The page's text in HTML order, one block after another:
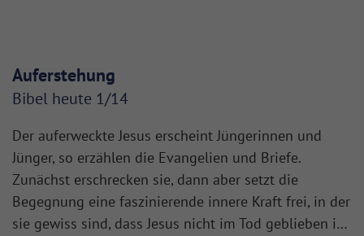
Auferstehung
Bibel heute 1/14
Der auferweckte Jesus erscheint Jüngerinnen und
Jünger, so erzählen die Evangelien und Briefe.
Zunächst erschrecken sie, dann aber setzt die
Begegnung eine faszinierende innere Kraft frei, in der
sie gewiss sind, dass Jesus nicht im Tod geblieben i…